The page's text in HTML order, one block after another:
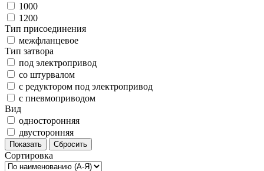
1000
1200
Тип присоединения
межфланцевое
Тип затвора
под электропривод
со штурвалом
с редуктором под электропривод
с пневмоприводом
Вид
односторонняя
двусторонняя
Показать Сбросить
Сортировка